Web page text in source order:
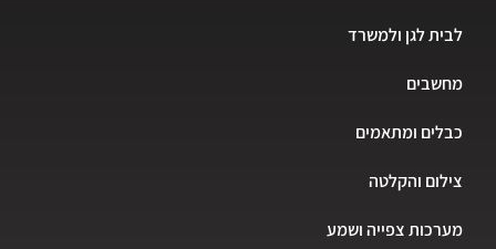
לבית לגן ולמשרד
מחשבים
כבלים ומתאמים
צילום והקלטה
מערכות צפייה ושמע